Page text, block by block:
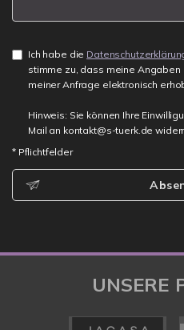
Ich habe die
stimme zu, dass meine Angaben
meiner Anfrage elektronisch
Hinweis: Sie können Ihre
Mail an kontakt@s-tuerk.de
* Pflichtfelder
UNSERE